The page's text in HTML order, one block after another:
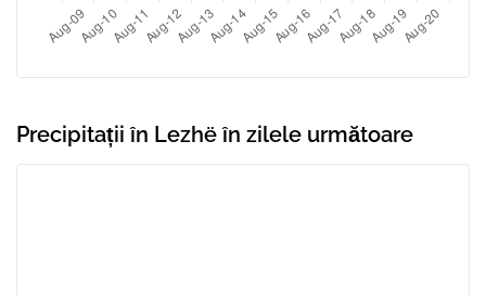
Precipitații în Lezhë în zilele următoare